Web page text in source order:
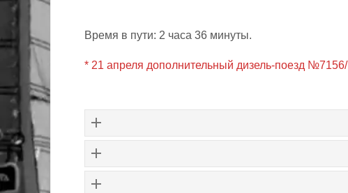
Время в пути: 2 часа 36 минуты.
* 21 апреля дополнительный дизель-поезд